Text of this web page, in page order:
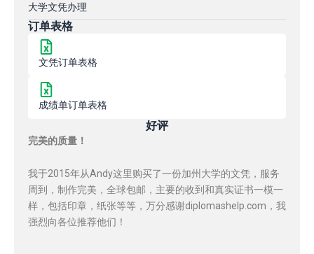
大学文凭办理
订单表格
文凭订单表格
成绩单订单表格
好评
完美的质量！
我于2015年从Andy这里购买了一份加州大学的文凭，服务
周到，制作完美，全球包邮，主要的收到和真实证书一模一
样，包括印章，纸张等等，万分感谢diplomashelp.com，我
强烈向各位推荐他们！